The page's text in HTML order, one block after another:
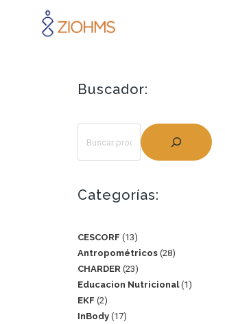
Buscador:
Categorías:
CESCORF 13
Antropométricos 28
CHARDER 23
Educacion Nutricional 1
EKF 2
InBody 17